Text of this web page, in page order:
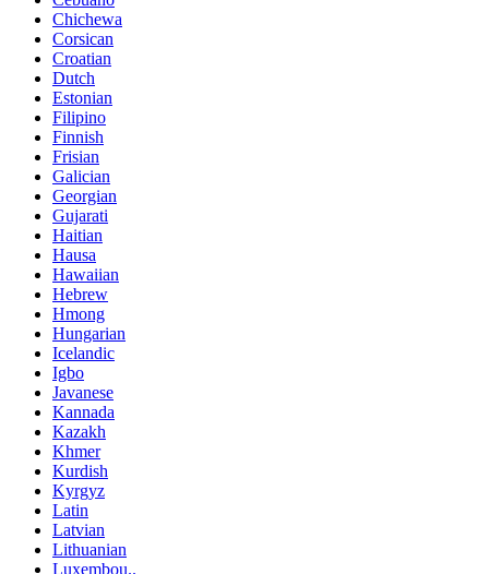
Chichewa
Corsican
Croatian
Dutch
Estonian
Filipino
Finnish
Frisian
Galician
Georgian
Gujarati
Haitian
Hausa
Hawaiian
Hebrew
Hmong
Hungarian
Icelandic
Igbo
Javanese
Kannada
Kazakh
Khmer
Kurdish
Kyrgyz
Latin
Latvian
Lithuanian
Luxembou..